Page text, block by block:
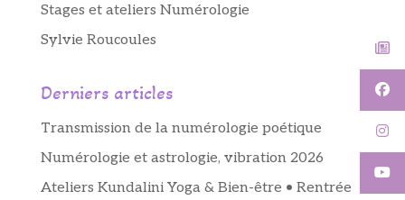
Stages et ateliers Numérologie
Sylvie Roucoules
Derniers articles
Transmission de la numérologie poétique
Numérologie et astrologie, vibration 2026
Ateliers Kundalini Yoga & Bien-être • Rentrée